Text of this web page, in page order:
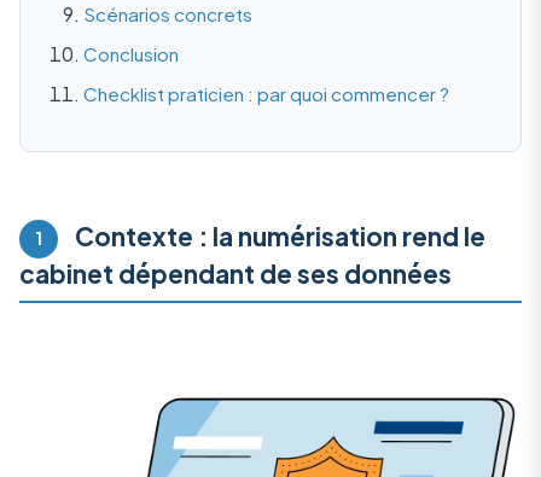
Scénarios concrets
Conclusion
Checklist praticien : par quoi commencer ?
1
Contexte : la numérisation rend le
cabinet dépendant de ses données